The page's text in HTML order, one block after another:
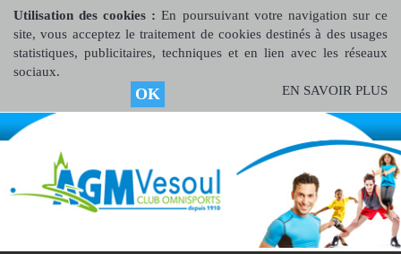
Utilisation des cookies :En poursuivant votre navigation sur ce
site, vous acceptez le traitement de cookies destinés à des usages
statistiques, publicitaires, techniques et en lien avec les réseaux
sociaux.
OK EN SAVOIR PLUS